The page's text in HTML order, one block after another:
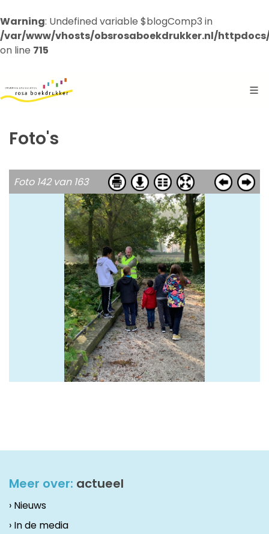
Warning: Undefined variable $blogComp3 in
/var/www/vhosts/obsrosaboekdrukker.nl/
on line 715
Foto's
Foto 142 van 163
Meer over: actueel
› Nieuws
› In de media